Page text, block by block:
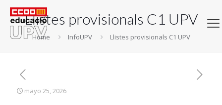
Llistes provisionals C1 UPV
Home InfoUPV Llistes provisionals C1 UPV
mayo 25, 2026